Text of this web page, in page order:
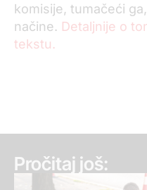
komisije, tumačeći
načine. Detaljnije o
tekstu.
Pročitaj još: